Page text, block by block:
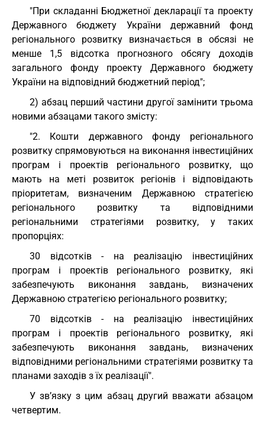
"При складанні Бюджетної декларації та проекту
Державного бюджету України державний фонд
регіонального розвитку визначається в обсязі не
менше 1,5 відсотка прогнозного обсягу доходів
загального фонду проекту Державного бюджету
України на відповідний бюджетний період";
2) абзац перший частини другої замінити трьома
новими абзацами такого змісту:
"2. Кошти державного фонду регіонального
розвитку спрямовуються на виконання інвестиційних
програм і проектів регіонального розвитку, що
мають на меті розвиток регіонів і відповідають
пріоритетам, визначеним Державною стратегією
регіонального розвитку та відповідними
регіональними стратегіями розвитку, у таких
пропорціях:
30 відсотків - на реалізацію інвестиційних
програм і проектів регіонального розвитку, які
забезпечують виконання завдань, визначених
Державною стратегією регіонального розвитку;
70 відсотків - на реалізацію інвестиційних
програм і проектів регіонального розвитку, які
забезпечують виконання завдань, визначених
відповідними регіональними стратегіями розвитку та
планами заходів з їх реалізації".
У зв’язку з цим абзац другий вважати абзацом
четвертим.